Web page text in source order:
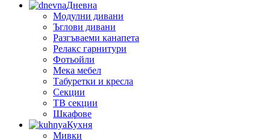
Дневна
Модулни дивани
Ъглови дивани
Разгъваеми канапета
Релакс гарнитури
Фотьойли
Мека мебел
Табуретки и кресла
Секции
ТВ секции
Шкафове
Кухня
Мивки